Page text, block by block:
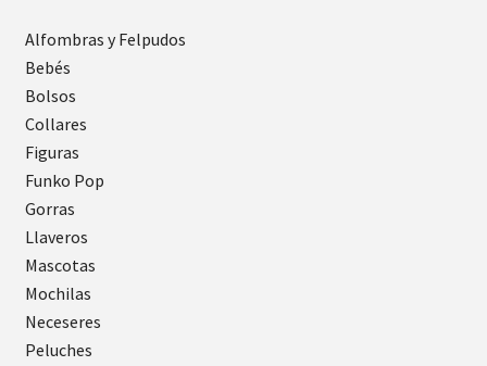
Alfombras y Felpudos
Bebés
Bolsos
Collares
Figuras
Funko Pop
Gorras
Llaveros
Mascotas
Mochilas
Neceseres
Peluches